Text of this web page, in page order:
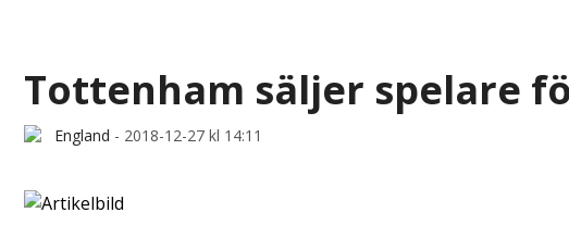
Tottenham säljer spelare
England - 2018-12-27 kl 14:11